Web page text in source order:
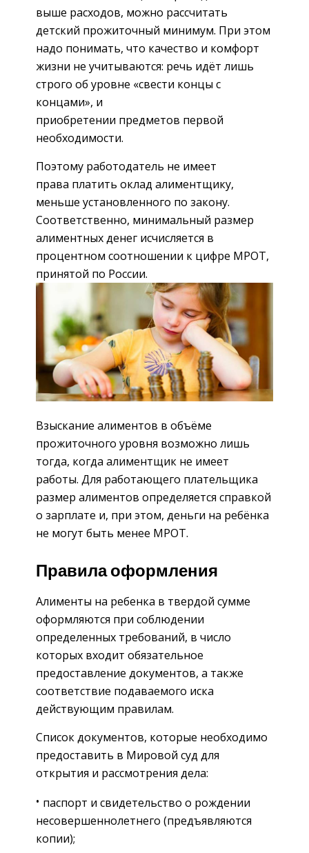
выше расходов, можно рассчитать
детский прожиточный минимум. При этом
надо понимать, что качество и комфорт
жизни не учитываются: речь идёт лишь
строго об уровне «свести концы с
концами», и
приобретении предметов первой
необходимости.
Поэтому работодатель не имеет
права платить оклад алиментщику,
меньше установленного по закону.
Соответственно, минимальный размер
алиментных денег исчисляется в
процентном соотношении к цифре МРОТ,
принятой по России.
Взыскание алиментов в объёме
прожиточного уровня возможно лишь
тогда, когда алиментщик не имеет
работы. Для работающего плательщика
размер алиментов определяется справкой
о зарплате и, при этом, деньги на ребёнка
не могут быть менее МРОТ.
Правила оформления
Алименты на ребенка в твердой сумме
оформляются при соблюдении
определенных требований, в число
которых входит обязательное
предоставление документов, а также
соответствие подаваемого иска
действующим правилам.
Список документов, которые необходимо
предоставить в Мировой суд для
открытия и рассмотрения дела:
паспорт и свидетельство о рождении
несовершеннолетнего (предъявляются
копии);